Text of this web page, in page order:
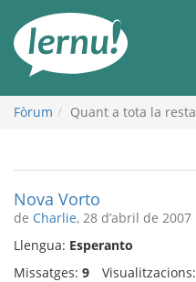
contingut
Fòrum Quant a tota la resta
Nova Vorto
de Charlie, 28 d’abril de 2007
Llengua: Esperanto
Missatges: 9 Visualitzacions: